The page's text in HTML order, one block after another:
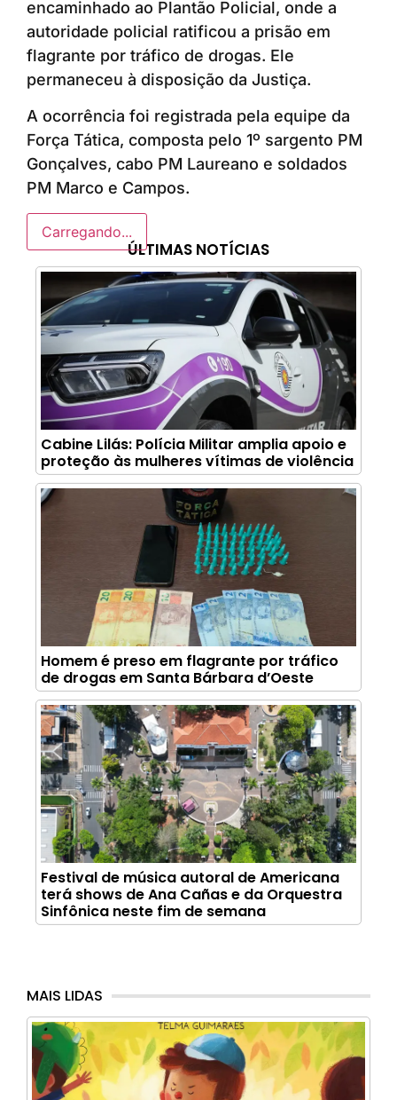
ÚLTIMAS NOTÍCIAS
Cabine Lilás: Polícia Militar amplia apoio e
proteção às mulheres vítimas de violência
Homem é preso em flagrante por tráfico
de drogas em Santa Bárbara d’Oeste
Festival de música autoral de Americana
terá shows de Ana Cañas e da Orquestra
Sinfônica neste fim de semana
encaminhado ao Plantão Policial, onde a
autoridade policial ratificou a prisão em
flagrante por tráfico de drogas. Ele
permaneceu à disposição da Justiça.
A ocorrência foi registrada pela equipe da
Força Tática, composta pelo 1º sargento PM
Gonçalves, cabo PM Laureano e soldados
PM Marco e Campos.
Carregando...
MAIS LIDAS